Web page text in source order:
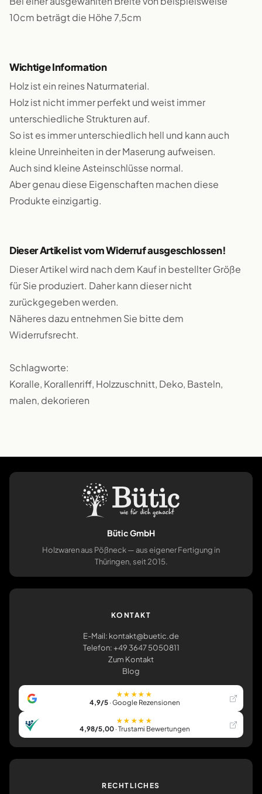
10cm beträgt die Höhe 7,5cm
Wichtige Information
Holz ist ein reines Naturmaterial.
Holz ist nicht immer perfekt und weist immer
unterschiedliche Strukturen auf.
So ist es immer unterschiedlich hell und kann auch
kleine Unreinheiten in der Maserung aufweisen.
Auch sind kleine Asteinschlüsse normal.
Aber genau diese Eigenschaften machen diese
Produkte einzigartig.
Dieser Artikel ist vom Widerruf ausgeschlossen!
Dieser Artikel wird nach dem Kauf in bestellter Größe
für Sie produziert. Daher kann dieser nicht
zurückgegeben werden.
Näheres dazu entnehmen Sie bitte dem
Widerrufsrecht.
Schlagworte:
Koralle, Korallenriff, Holzzuschnitt, Deko, Basteln,
malen, dekorieren
Bütic GmbH
Holzwaren aus Pößneck — aus eigener Fertigung in
Thüringen, seit 2015.
KONTAKT
E-Mail: kontakt@buetic.de
Telefon: +49 3647 5050811
Zum Kontakt
Blog
★★★★★
4,9/5· Google Rezensionen
★★★★★
4,98/5,00· Trustami Bewertungen
RECHTLICHES